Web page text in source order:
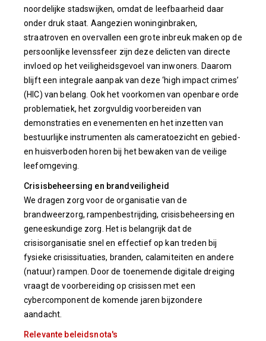
noordelijke stadswijken, omdat de leefbaarheid daar
onder druk staat. Aangezien woninginbraken,
straatroven en overvallen een grote inbreuk maken op de
persoonlijke levenssfeer zijn deze delicten van directe
invloed op het veiligheidsgevoel van inwoners. Daarom
blijft een integrale aanpak van deze ‘high impact crimes’
(HIC) van belang. Ook het voorkomen van openbare orde
problematiek, het zorgvuldig voorbereiden van
demonstraties en evenementen en het inzetten van
bestuurlijke instrumenten als cameratoezicht en gebied-
en huisverboden horen bij het bewaken van de veilige
leefomgeving.
Crisisbeheersing en brandveiligheid
We dragen zorg voor de organisatie van de
brandweerzorg, rampenbestrijding, crisisbeheersing en
geneeskundige zorg. Het is belangrijk dat de
crisisorganisatie snel en effectief op kan treden bij
fysieke crisissituaties, branden, calamiteiten en andere
(natuur) rampen. Door de toenemende digitale dreiging
vraagt de voorbereiding op crisissen met een
cybercomponent de komende jaren bijzondere
aandacht.
Relevante beleidsnota's